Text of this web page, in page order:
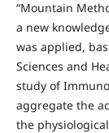
“Mountain
a new
was applied,
Sciences and
study of
aggregate the
the